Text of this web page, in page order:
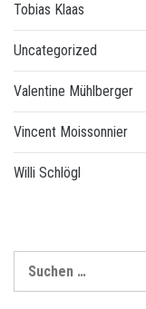
Tobias Klaas
Uncategorized
Valentine Mühlberger
Vincent Moissonnier
Willi Schlögl